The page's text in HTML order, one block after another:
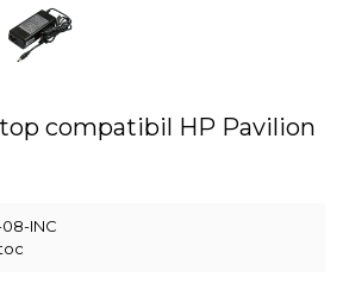
compatibil HP Pavilion
08-INC